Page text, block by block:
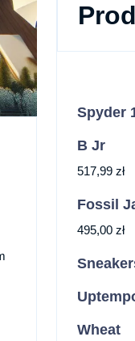
Spyder
B Jr
517,99 zł
Fossil
495,00 zł
Wheat